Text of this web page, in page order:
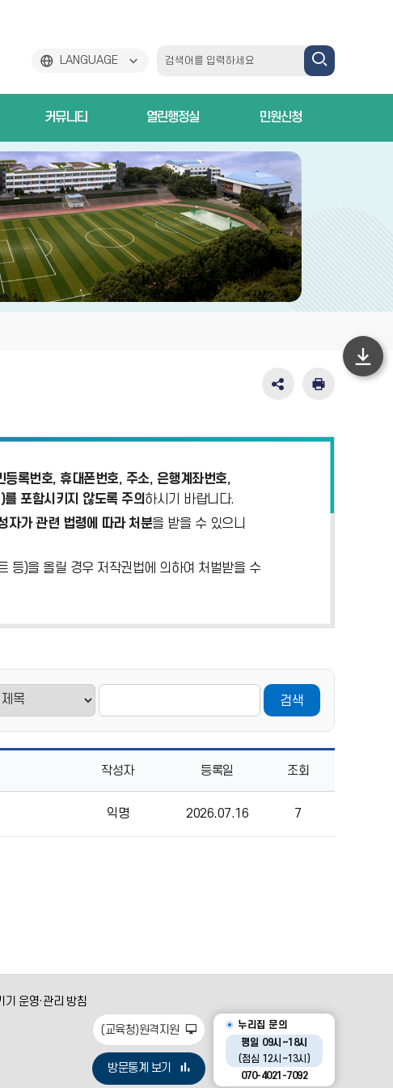
LANGUAGE
검
색
커뮤니티 열린행정실 민원신청
SNS
영
인
등록번호, 휴대폰번호, 주소, 은행계좌번호,
포함시키지 않도록 주의 하시기 바랍니다.
자가 관련 법령에 따라 처분을 받을 수 있으니
등)을 올릴 경우 저작권법에 의하여 처벌받을 수
검색
작성자 등록일 조회
익명 2026.07.16 7
하
기 운영·관리 방침
(교육청)원격지원
방문통계 보기
누리집 문의
평일 09시~18시
(점심 12시~13시)
070-4021-7092